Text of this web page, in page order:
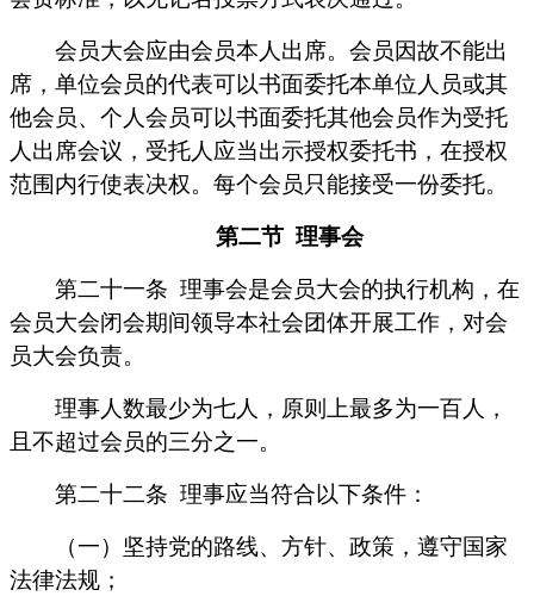
会员大会应由会员本人出席。会员因故不能出
席，单位会员的代表可以书面委托本单位人员或其
他会员、个人会员可以书面委托其他会员作为受托
人出席会议，受托人应当出示授权委托书，在授权
范围内行使表决权。每个会员只能接受一份委托。
第二节 理事会
第二十一条 理事会是会员大会的执行机构，在
会员大会闭会期间领导本社会团体开展工作，对会
员大会负责。
理事人数最少为七人，原则上最多为一百人，
且不超过会员的三分之一。
第二十二条 理事应当符合以下条件：
（一）坚持党的路线、方针、政策，遵守国家
法律法规；